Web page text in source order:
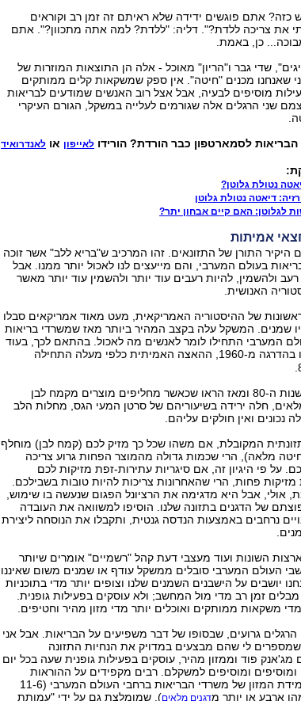
כזה? אתם פוגשים ידידה שלא ראיתם זה זמן רב וקוראים
את צריכה ללדת?". דליה: "ללדת? למה אתה מתכוון?". אתם
כן, באמת.
שדי גבר ו"הריון" מאוכל - אלה הן התוצאות המוזרות של
שאנחנו מכנים "חיטה". אין ספק שמשקאות קלים ממותקים
מוסיפים לבעיה, אבל אצל רוב האנשים שמודעים לבריאות
שני הרגלים אלה שגורמים לעלייה במשקל, הגורם העיקרי
לסמארטפון כבר הורדת? הורידו לאייפון או לאנדרואיד
נטולת גלוטן?
דיאטה נטולת גלוטן
לגלוטן: האם קיים אבחון יתר?
אמיתות
היקיר התורן של התזונאים. זהו המרכיב ש"בריא ללב" אשר זוכה
בעולם המערבי, והם מייעצים לנו לאכול יותר ממנו. אבל
רעב ולהשמין, להיות רעבים עוד יותר ולהשמין עוד יותר מאשר
האנושית.
של ההיסטוריה האמריקאית, מעט מאוד אמריקאים סבלו
שמנים. המשקל עלה בקצב המהיר ביותר מאז שמשרדי בריאות
המערבי התחילו לומר לאנשים מה לאכול. בהתאם לכך, בעוד
עלו בהדרגה מ-1960, ההאצה האמיתית כלפי מעלה התחילה
מחקרים שבוצעו בשנות ה-80 ומאז הראו שכאשר מחליפים מוצרים מקמח לבן
חלה ירידה בשיעוריהם של סרטן המעי הגס, מחלות הלב
נכונים ואין חולקים עליהם.
המקובלת, אם משהו שכל כך מזיק לכם (קמח לבן) מוחלף
מלאה), הרי שכמות גדולה מהמוצר הפחות גרוע צריכה
על פי היגיון זה, אם סיגריות עתירות-זפת מזיקות לכם
מזיקות פחות, הרי שהאחרונות צריכות להיות טובות בשבילכם.
אולי, אבל היא מדגימה את הרציונל הפגום שנעשה בו שימוש,
של הדגנים בתזונה שלנו. הוסיפו למשוואה את העובדה
נרחבים באמצעות הנדסה גנטית, ותקבלו את הנוסחה ליצירת
השונות ועוד מעצבי דעת קהל "רשמיים" אומרים שיותר
העולם המערבי סובלים ממשקל עודף או שמנים משום שאיננו
יושבים על הישבנים השמנים שלנו וצופים יותר מדי בתוכניות
מבלים זמן רב מדי מול המחשב; ולא עוסקים בפעילות גופנית.
משקאות ממותקים ואוכלים יותר מדי מזון מהיר וחטיפים.
גרועים, שבסופו של דבר משפיעים על הבריאות. אבל אני
לי שהם מבצעים במדויק את הנחיות התזונה
מג'אנק פוד וממזון מהיר, עוסקים בפעילות גופנית שעה בכל יום
ומוסיפים ומוסיפים למשקלם. רבים מקפידים על ההוראות
שנקבעו על ידי פירמידת המזון של משרדי הבריאות ברחבי העולם המערבי (11-6
ארבע או יותר מדגנים מלאים), שמומלצת גם על ידי "עמותת